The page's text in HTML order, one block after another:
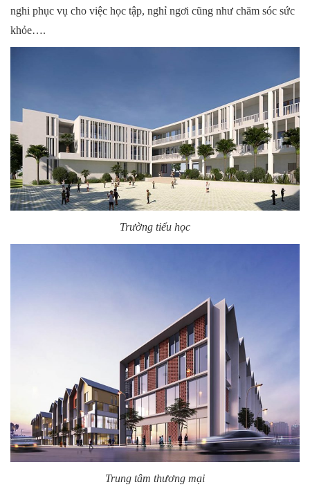
nghi phục vụ cho việc học tập, nghỉ ngơi cũng như chăm sóc sức
khỏe….
Trường tiểu học
Trung tâm thương mại